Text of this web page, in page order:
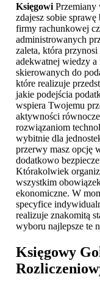
Księgowi Przemiany
zdajesz sobie
firmy rachunkowej
administrowanych
zaleta, która
adekwatnej wiedzy
skierowanych do
które realizuje
jakie podejścia
wspiera Twojemu
aktywności
rozwiązaniom
wybitnie dla
przerwy masz opcję
dodatkowo
Którakolwiek
wszystkim
ekonomiczne. W
specyfice
realizuje znakomitą
wyboru najlepsze te
Księgowy